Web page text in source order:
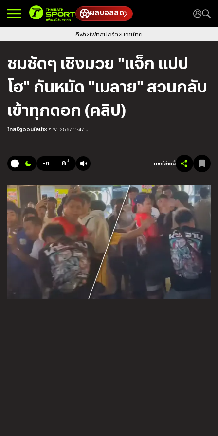
ผลบอลสด
กีฬา ไฟท์สปอร์ต มวยไทย
ชมชัดๆ เชิงมวย "แจ็ก แปป
โฮ" กันหมัด "เมลาย" สวนกลับ
เข้าทุกดอก (คลิป)
ไทยรัฐออนไลน์18 ก.พ. 2567 11:47 น.
-ก ก+ แชร์ข่าวนี้